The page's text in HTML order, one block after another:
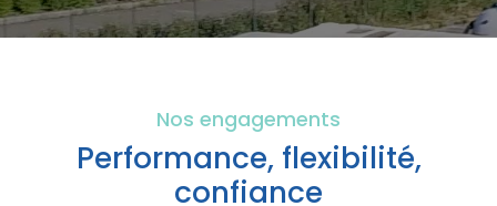
Nos engagements
Performance, flexibilité,
confiance